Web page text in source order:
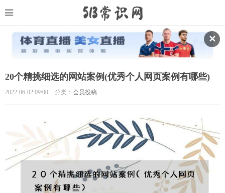
✕
20个精挑细选的网站案例(优秀个人网页案例有哪些)
2022-06-02 09:00 分类： 会员投稿